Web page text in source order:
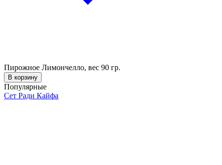
Пирожное Лимончелло, вес 90 гр.
В корзину
Популярные
Сет Ради Кайфа